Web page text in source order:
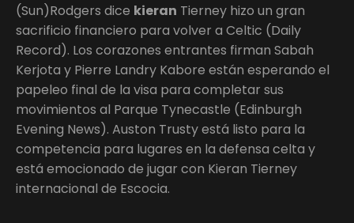
(Sun)Rodgers dice kieran Tierney hizo un gran
sacrificio financiero para volver a Celtic (Daily
Record). Los corazones entrantes firman Sabah
Kerjota y Pierre Landry Kabore están esperando el
papeleo final de la visa para completar sus
movimientos al Parque Tynecastle (Edinburgh
Evening News). Auston Trusty está listo para la
competencia para lugares en la defensa celta y
está emocionado de jugar con Kieran Tierney
internacional de Escocia.